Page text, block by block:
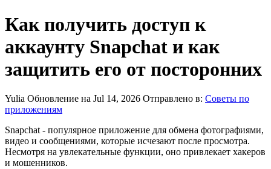
Как получить доступ к
аккаунту Snapchat и как
защитить его от посторонних
Yulia Обновление на Jul 14, 2026 Отправлено в: Советы по
приложениям
Snapchat - популярное приложение для обмена фотографиями,
видео и сообщениями, которые исчезают после просмотра.
Несмотря на увлекательные функции, оно привлекает хакеров
и мошенников.